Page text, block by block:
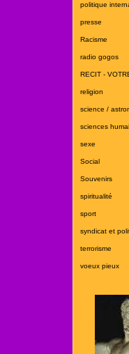
politique
presse
Racisme
radio gogos
RECIT -
religion
science /
sciences
sexe
Social
Souvenirs
spiritualité
sport
syndicat et
terrorisme
voeux pieux